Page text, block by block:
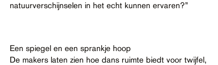
natuurverschijnselen in het echt kunnen ervaren?”
Een spiegel en een sprankje hoop
De makers laten zien hoe dans ruimte biedt voor twijfel,